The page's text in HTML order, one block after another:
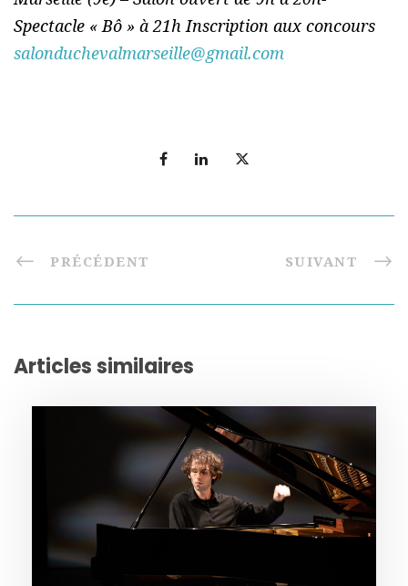
Spectacle « Bô » à 21h Inscription aux concours
salonduchevalmarseille@gmail.com
PRÉCÉDENT SUIVANT
Articles similaires